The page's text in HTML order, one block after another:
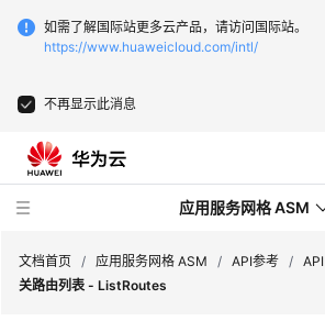
如需了解国际站更多云产品，请访问国际站。
https://www.huaweicloud.com/intl/
不再显示此消息
应用服务网格 ASM
文档首页 / 应用服务网格 ASM / API参考 / API
关路由列表 - ListRoutes